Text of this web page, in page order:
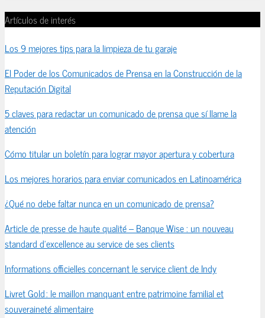
Artículos de interés
Los 9 mejores tips para la limpieza de tu garaje
El Poder de los Comunicados de Prensa en la Construcción de la
Reputación Digital
5 claves para redactar un comunicado de prensa que sí llame la
atención
Cómo titular un boletín para lograr mayor apertura y cobertura
Los mejores horarios para enviar comunicados en Latinoamérica
¿Qué no debe faltar nunca en un comunicado de prensa?
Article de presse de haute qualité – Banque Wise : un nouveau
standard d’excellence au service de ses clients
Informations officielles concernant le service client de Indy
Livret Gold : le maillon manquant entre patrimoine familial et
souveraineté alimentaire